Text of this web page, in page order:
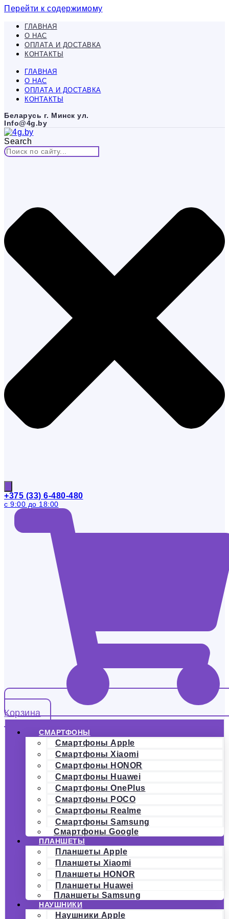
Перейти к содержимому
ГЛАВНАЯ
О НАС
ОПЛАТА И ДОСТАВКА
КОНТАКТЫ
ГЛАВНАЯ
О НАС
ОПЛАТА И ДОСТАВКА
КОНТАКТЫ
Беларусь г. Минск ул.
Info@4g.by
Search
+375 (33) 6-480-480
с 9:00 до 18:00
Корзина
СМАРТФОНЫ
Смартфоны Apple
Смартфоны Xiaomi
Смартфоны HONOR
Смартфоны Huawei
Смартфоны OnePlus
Смартфоны POCO
Смартфоны Realme
Смартфоны Samsung
Смартфоны Google
ПЛАНШЕТЫ
Планшеты Apple
Планшеты Xiaomi
Планшеты HONOR
Планшеты Huawei
Планшеты Samsung
НАУШНИКИ
Наушники Apple